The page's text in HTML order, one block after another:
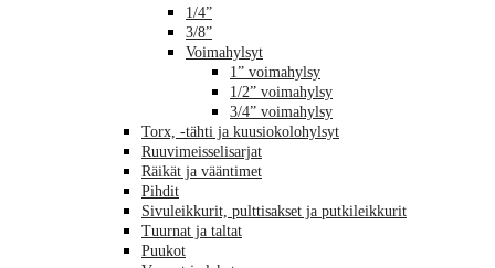
1/4”
3/8”
Voimahylsyt
1” voimahylsy
1/2” voimahylsy
3/4” voimahylsy
Torx, -tähti ja kuusiokolohylsyt
Ruuvimeisselisarjat
Räikät ja vääntimet
Pihdit
Sivuleikkurit, pulttisakset ja putkileikkurit
Tuurnat ja taltat
Puukot